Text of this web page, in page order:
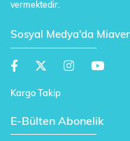
vermektedir.
Sosyal Medya'da
Kargo Takip
E-Bülten Abonelik